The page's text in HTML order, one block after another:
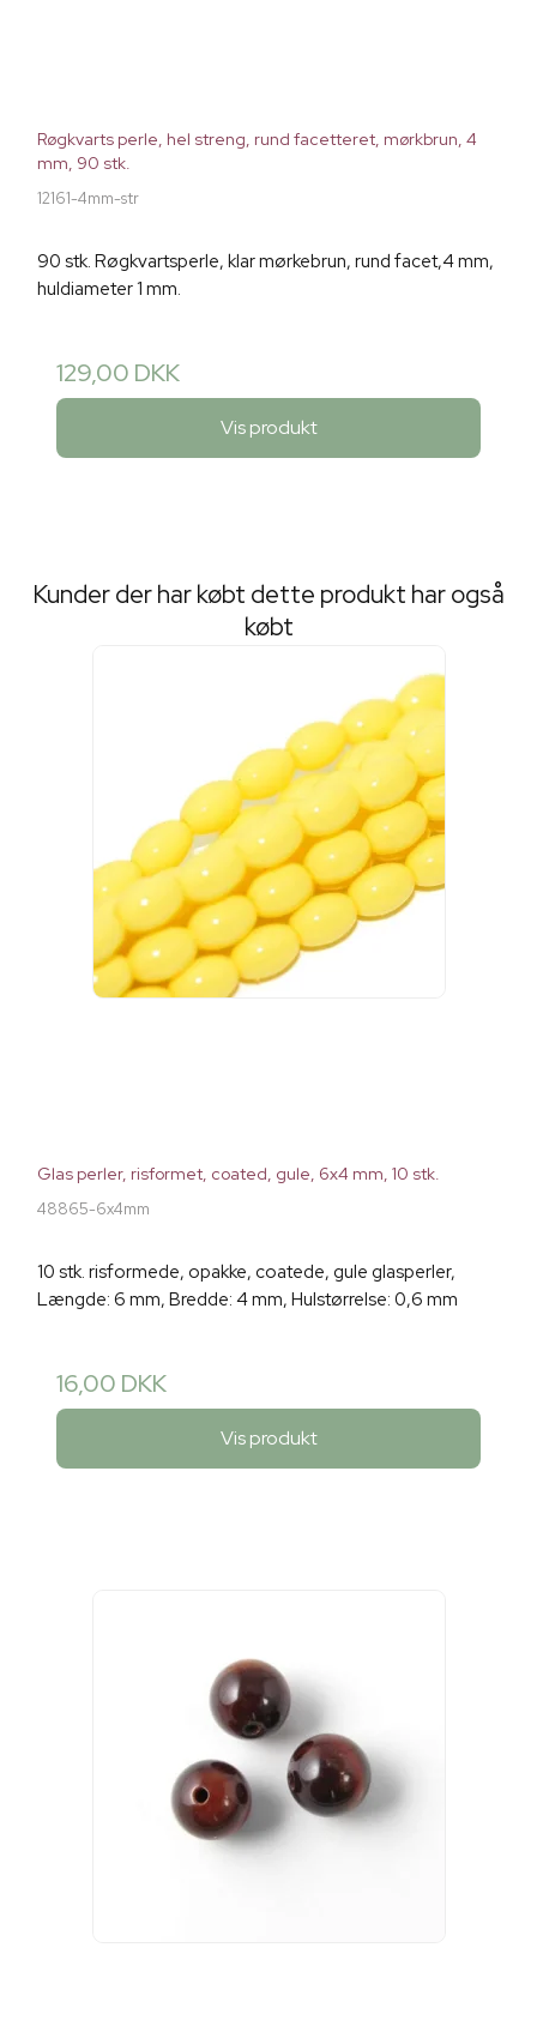
Røgkvarts perle, hel streng, rund facetteret, mørkbrun, 4
mm, 90 stk.
12161-4mm-str
90 stk. Røgkvartsperle, klar mørkebrun, rund facet,4 mm,
huldiameter 1 mm.
129,00 DKK
Vis produkt
Kunder der har købt dette produkt har også
købt
Glas perler, risformet, coated, gule, 6x4 mm, 10 stk.
48865-6x4mm
10 stk. risformede, opakke, coatede, gule glasperler,
Længde: 6 mm, Bredde: 4 mm, Hulstørrelse: 0,6 mm
16,00 DKK
Vis produkt